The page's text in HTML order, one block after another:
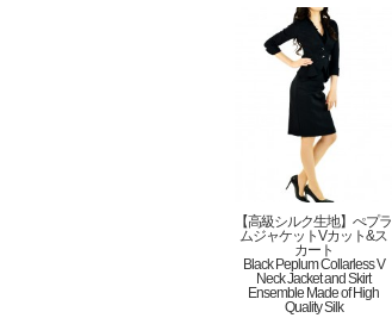
【高級シルク生地】ぺプラ
ムジャケットVカット&ス
カート
Black Peplum Collarless V
Neck Jacket and Skirt
Ensemble Made of High
Quality Silk